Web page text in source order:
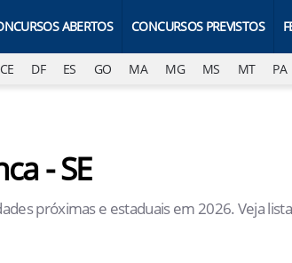
ABERTOS CONCURSOS PREVISTOS
CE DF ES GO MA MG MS MT PA
- SE
próximas e estaduais em 2026. Veja